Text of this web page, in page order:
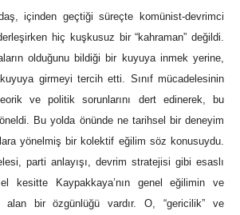
içinden geçtiği süreçte komünist-devrimci
hiç kuşkusuz bir “kahraman” değildi.
olduğunu bildiği bir kuyuya inmek yerine,
girmeyi tercih etti. Sınıf mücadelesinin
ve politik sorunlarını dert edinerek, bu
Bu yolda önünde ne tarihsel bir deneyim
yönelmiş bir kolektif eğilim söz konusuydu.
parti anlayışı, devrim stratejisi gibi esaslı
kesitte Kaypakkaya’nın genel eğilimin ve
alan bir özgünlüğü vardır. O, “gericilik” ve